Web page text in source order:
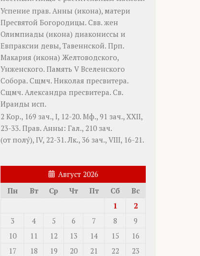
Успение прав. Анны (икона), матери
Пресвятой Богородицы. Свв. жен
Олимпиады (икона) диакониссы и
Евпраксии девы, Тавеннской. Прп.
Макария (икона) Желтоводского,
Унженского. Память V Вселенского
Собора. Сщмч. Николая пресвитера.
Сщмч. Александра пресвитера. Св.
Ираиды исп.
2 Кор., 169 зач., I, 12-20. Мф., 91 зач., XXII,
23-33. Прав. Анны: Гал., 210 зач.
(от полу́), IV, 22-31. Лк., 36 зач., VIII, 16-21.
Август 2026
Пн
Вт Ср Чт Пт Сб
Вс
1
2
3
4 5 6 7 8
9
10
11 12 13 14 15
16
17
18 19 20 21 22
23